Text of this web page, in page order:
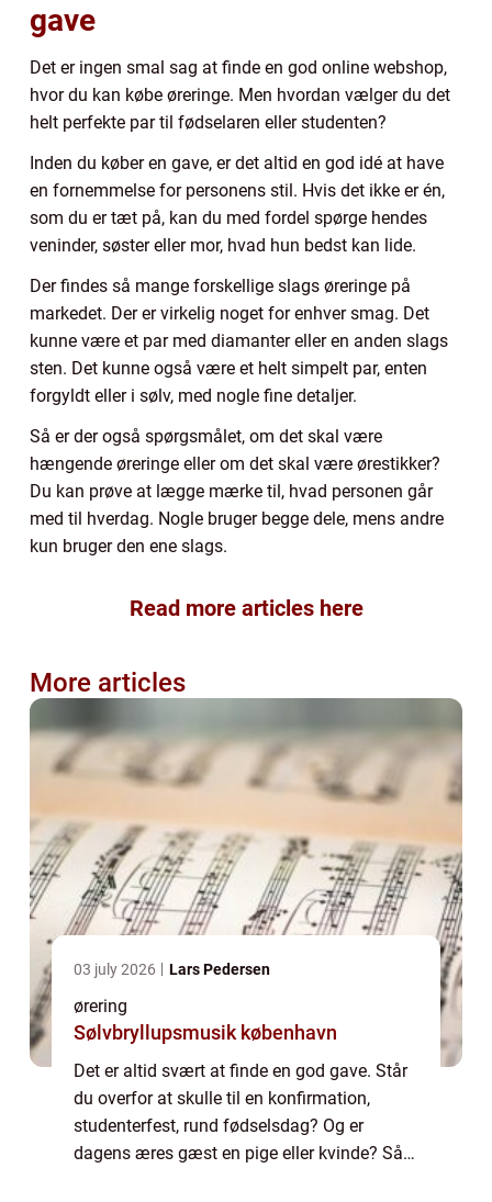
gave
Det er ingen smal sag at finde en god online webshop,
hvor du kan købe øreringe. Men hvordan vælger du det
helt perfekte par til fødselaren eller studenten?
Inden du køber en gave, er det altid en god idé at have
en fornemmelse for personens stil. Hvis det ikke er én,
som du er tæt på, kan du med fordel spørge hendes
veninder, søster eller mor, hvad hun bedst kan lide.
Der findes så mange forskellige slags øreringe på
markedet. Der er virkelig noget for enhver smag. Det
kunne være et par med diamanter eller en anden slags
sten. Det kunne også være et helt simpelt par, enten
forgyldt eller i sølv, med nogle fine detaljer.
Så er der også spørgsmålet, om det skal være
hængende øreringe eller om det skal være ørestikker?
Du kan prøve at lægge mærke til, hvad personen går
med til hverdag. Nogle bruger begge dele, mens andre
kun bruger den ene slags.
Read more articles here
More articles
03 july 2026 Lars Pedersen
ørering
Sølvbryllupsmusik københavn
Det er altid svært at finde en god gave. Står
du overfor at skulle til en konfirmation,
studenterfest, rund fødselsdag? Og er
dagens æres gæst en pige eller kvinde? Så